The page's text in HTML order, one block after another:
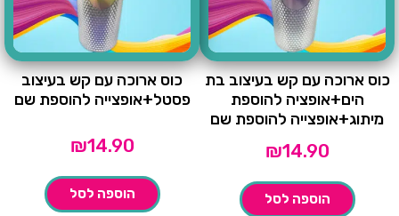
כוס ארוכה עם קש בעיצוב בת
הים+אופציה להוספת
מיתוג+אופצייה להוספת שם
₪14.90
הוספה לסל
כוס ארוכה עם קש בעיצוב
פסטל+אופצייה להוספת שם
₪14.90
הוספה לסל